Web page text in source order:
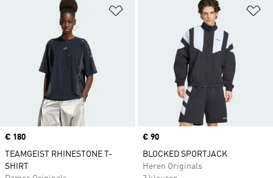
Op verlanglijst zetten
Price
€ 180
TEAMGEIST RHINESTONE T-
SHIRT
Price
€ 90
BLOCKED SPORTJACK
Heren Originals